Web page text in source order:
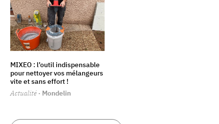
MIXEO : l’outil indispensable
pour nettoyer vos mélangeurs
vite et sans effort !
Actualité · Mondelin